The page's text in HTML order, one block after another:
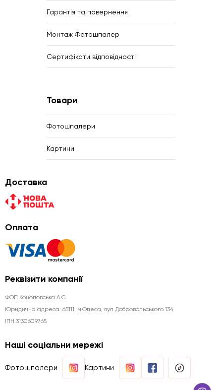
Гарантія та повернення
Монтаж Фотошпалер
Сертифікати відповідності
Товари
Фотошпалери
Картини
Доставка
Оплата
Реквізити компанії
ФОП Коцоловська А.С.
Юридична aдреса: 65111, м.Одеса, вул.Добровольського 134
ІПН 3130609765
Наші соціальни мережі
Фотошпалери Картини